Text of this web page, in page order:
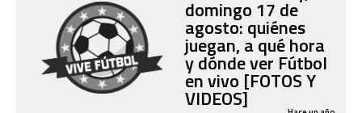
domingo 17 de
agosto: quiénes
juegan, a qué hora
y dónde ver Fútbol
en vivo [FOTOS Y
VIDEOS]